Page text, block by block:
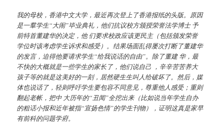
我的母校，香港中文大学，最近再次登上了香港报纸的头版。原因
是一羣学生“大闹”毕业典礼，他们抗议校方颁授荣誉法学博士 予
前特首董建华的决定，他 们要求校政应该更民主（包括颁发荣誉
学位时该考虑学生诉求和感受）。结果场面乱得屡次打断了董建华
的发言，迫得他要请求学生“给我说话的自由”。除了董建 华，最
不快的大概就是一些学生的家长了，他们说自己 ，辛辛苦苦养大
孩子等的就是这美好的一刻，居然硬生生叫人给破坏了。然后，媒
体也说话了，轻则呼吁学生要包容不同意见，尊重他人感受；重则
翻起老帐，把中 大历年的“丑闻”全挖出来（比如说当年学生自办
的粗话小报和近年被指“宣扬色情”的学生刊物），证明这真是家早
有前科的问题学府。